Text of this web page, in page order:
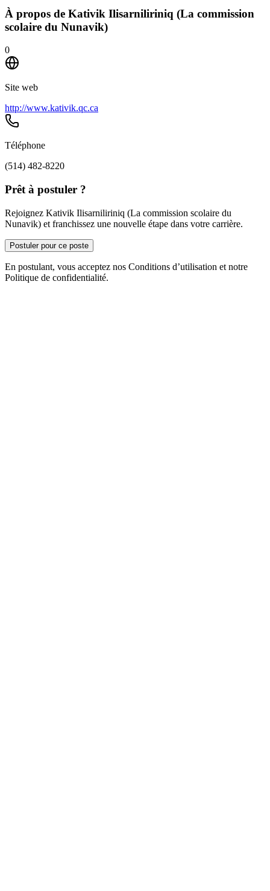
À propos de Kativik Ilisarniliriniq (La commission
scolaire du Nunavik)
0
Site web
http://www.kativik.qc.ca
Téléphone
(514) 482-8220
Prêt à postuler ?
Rejoignez Kativik Ilisarniliriniq (La commission scolaire du
Nunavik) et franchissez une nouvelle étape dans votre carrière.
Postuler pour ce poste
En postulant, vous acceptez nos Conditions d’utilisation et notre
Politique de confidentialité.